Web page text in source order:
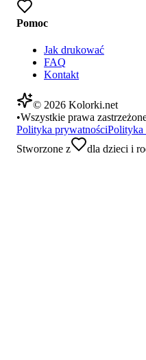
Pomoc
Jak drukować
FAQ
Kontakt
© 2026 Kolorki.net
•Wszystkie prawa
Polityka prywatnościPolityka
Stworzone z
dla dzieci i